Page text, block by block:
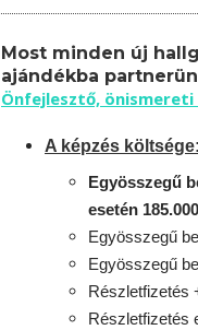
Most minden új
ajándékba
Önfejlesztő,
A képzés költsége:
Egyösszegű
esetén
Egyösszegű
Egyösszegű
Részletfizetés
Részletfizetés